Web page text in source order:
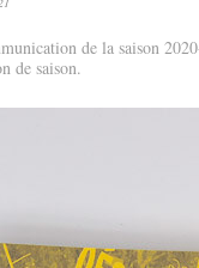
de la saison
de saison.